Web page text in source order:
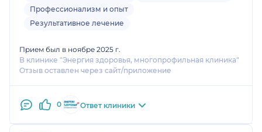
Профессионализм и опыт
Результативное лечение
Прием был в ноябре 2025 г.
В клинике "Энергия здоровья, многопрофильная клиника"
Отзыв оставлен через сайт/приложение
0 Ответ клиники